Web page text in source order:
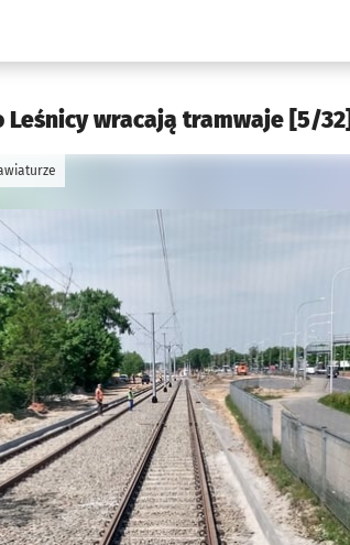
Komunikacja
Leśnicy wracają tramwaje [5/32]